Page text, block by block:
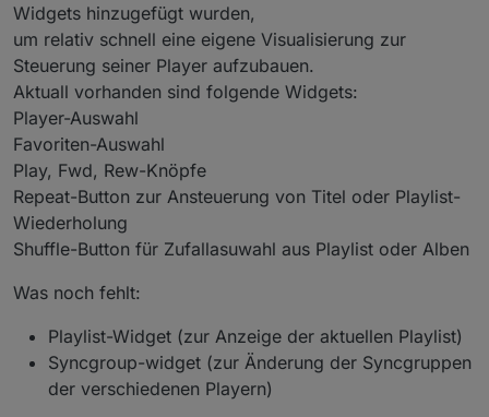
Widgets hinzugefügt wurden,
um relativ schnell eine eigene Visualisierung zur
Steuerung seiner Player aufzubauen.
Aktuall vorhanden sind folgende Widgets:
Player-Auswahl
Favoriten-Auswahl
Play, Fwd, Rew-Knöpfe
Repeat-Button zur Ansteuerung von Titel oder Playlist-
Wiederholung
Shuffle-Button für Zufallasuwahl aus Playlist oder Alben
Was noch fehlt:
Playlist-Widget (zur Anzeige der aktuellen Playlist)
Syncgroup-widget (zur Änderung der Syncgruppen
der verschiedenen Playern)